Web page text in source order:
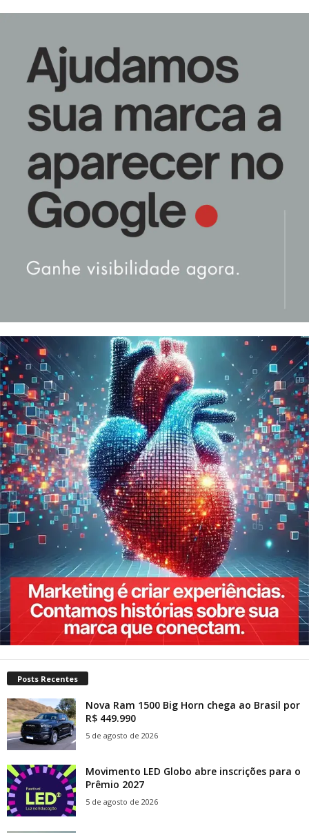
Posts Recentes
Nova Ram 1500 Big Horn chega ao Brasil por
R$ 449.990
5 de agosto de 2026
Movimento LED Globo abre inscrições para o
Prêmio 2027
5 de agosto de 2026